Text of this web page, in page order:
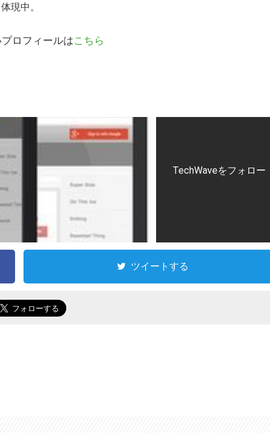
現中。
ロフィールはこちら
TechWaveをフォロー
ツイートする